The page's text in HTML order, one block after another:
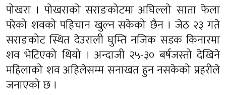
पोखरा । पोखराको सराङकोटमा अघिल्लो साता फेला
परेको शवको पहिचान खुल्न सकेको छैन । जेठ २३ गते
सराङकोट स्थित देउराली घुम्ति नजिक सडक किनारमा
शव भेटिएको थियो । अन्दाजी २५-३० बर्षजस्तो देखिने
महिलाको शव अहिलेसम्म सनाखत हुन नसकेको प्रहरीले
जनाएको छ ।